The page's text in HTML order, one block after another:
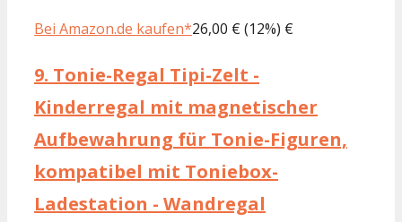
Bei Amazon.de kaufen*26,00 € (12%) €
9. Tonie-Regal Tipi-Zelt -
Kinderregal mit magnetischer
Aufbewahrung für Tonie-Figuren,
kompatibel mit Toniebox-
Ladestation - Wandregal